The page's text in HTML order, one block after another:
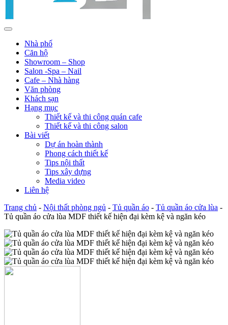
Nhà phố
Căn hộ
Showroom – Shop
Salon -Spa – Nail
Cafe – Nhà hàng
Văn phòng
Khách sạn
Hạng mục
Thiết kế và thi công quán cafe
Thiết kế và thi công salon
Bài viết
Dự án hoàn thành
Phong cách thiết kế
Tips nội thất
Tips xây dựng
Media video
Liên hệ
Trang chủ - Nội thất phòng ngủ - Tủ quần áo - Tủ quần áo cửa lùa -
Tủ quần áo cửa lùa MDF thiết kế hiện đại kèm kệ và ngăn kéo